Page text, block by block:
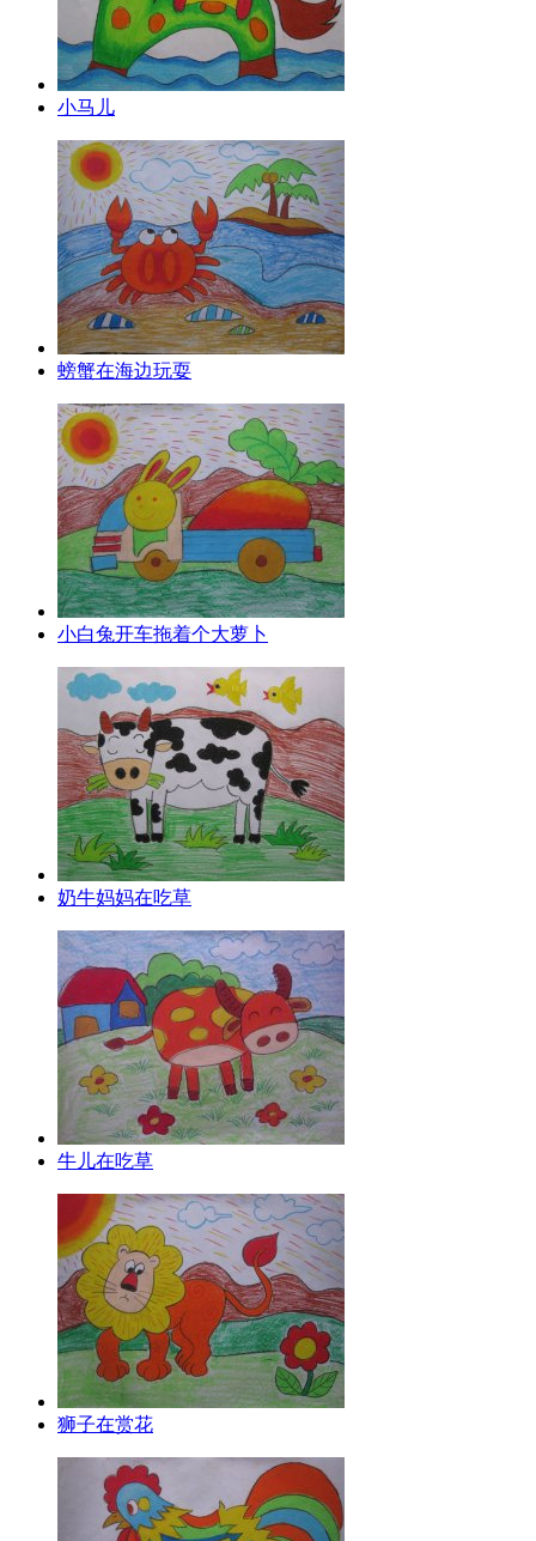
小马儿
螃蟹在海边玩耍
小白兔开车拖着个大萝卜
奶牛妈妈在吃草
牛儿在吃草
狮子在赏花